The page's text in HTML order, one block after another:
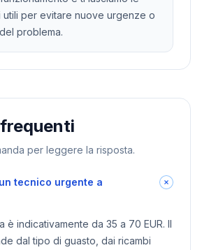
utili per evitare nuove urgenze o
problema.
per leggere la risposta.
tecnico urgente a
è indicativamente da 35 a 70 EUR. Il
dal tipo di guasto, dai ricambi